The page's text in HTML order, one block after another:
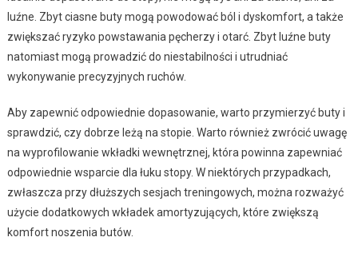
luźne. Zbyt ciasne buty mogą powodować ból i dyskomfort, a także
zwiększać ryzyko powstawania pęcherzy i otarć. Zbyt luźne buty
natomiast mogą prowadzić do niestabilności i utrudniać
wykonywanie precyzyjnych ruchów.
Aby zapewnić odpowiednie dopasowanie, warto przymierzyć buty i
sprawdzić, czy dobrze leżą na stopie. Warto również zwrócić uwagę
na wyprofilowanie wkładki wewnętrznej, która powinna zapewniać
odpowiednie wsparcie dla łuku stopy. W niektórych przypadkach,
zwłaszcza przy dłuższych sesjach treningowych, można rozważyć
użycie dodatkowych wkładek amortyzujących, które zwiększą
komfort noszenia butów.